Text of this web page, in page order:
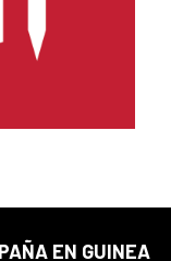
EN GUINEA